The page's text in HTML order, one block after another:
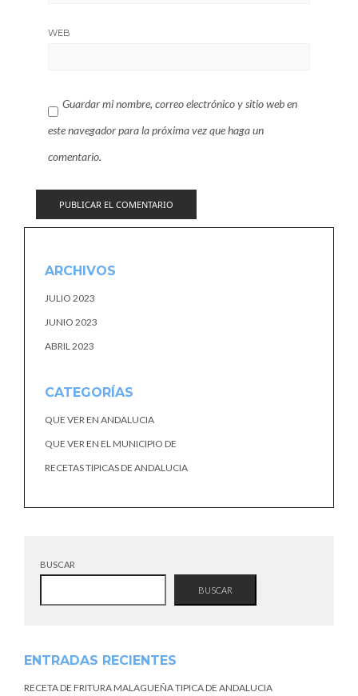
WEB
Guardar mi nombre, correo electrónico y sitio web en
este navegador para la próxima vez que haga un
comentario.
ARCHIVOS
JULIO 2023
JUNIO 2023
ABRIL 2023
CATEGORÍAS
QUE VER EN ANDALUCIA
QUE VER EN EL MUNICIPIO DE
RECETAS TIPICAS DE ANDALUCIA
BUSCAR
BUSCAR
ENTRADAS RECIENTES
RECETA DE FRITURA MALAGUEÑA TIPICA DE ANDALUCIA